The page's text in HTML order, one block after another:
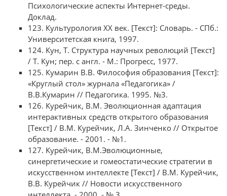
Психологические аспекты Интернет-среды.
Доклад.
123. Культурология XX век. [Текст]: Словарь. - СПб.:
Университетская книга, 1997.
124. Кун, Т. Структура научных революций [Текст]
/ Т. Кун; пер. с англ. - М.: Прогресс, 1977.
125. Кумарин В.В. Философия образования [Текст]:
«Круглый стол» журнала «Педагогика» /
В.В.Кумарин // Педагогика. 1995. №3.
126. Курейчик, В.М. Эволюционная адаптация
интерактивных средств открытого образования
[Текст] / В.М. Курейчик, Л.А. Зинченко // Открытое
образование. - 2001. - №1.
127. Курейчик, В.М.Эволюционные,
синергетические и гомеостатические стратегии в
искусственном интеллекте [Текст] / В.М. Курейчик,
В.В. Курейчик // Новости искусственного